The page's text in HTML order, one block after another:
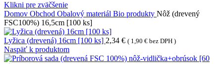
Klikni pre zväčšenie
Domov Obchod Obalový materiál Bio produkty Nôž (drevený
FSC100%) 16,5cm [100 ks]
Lyžica (drevená) 16cm [100 ks] 2,34 € ( 1,90 € bez DPH )
Naspäť k produktom